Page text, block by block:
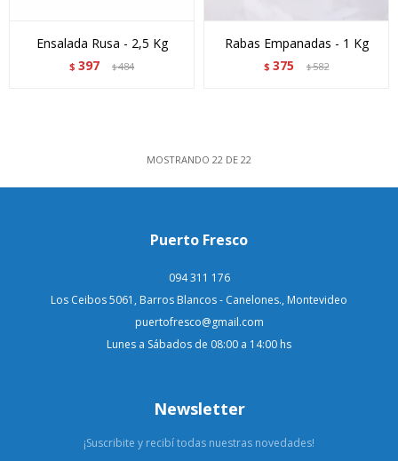
Ensalada Rusa - 2,5 Kg
$ 397 $484
Rabas Empanadas - 1 Kg
$ 375 $582
MOSTRANDO 22 DE 22
Puerto Fresco
094 311 176
Los Ceibos 5061, Barros Blancos - Canelones., Montevideo
puertofresco@gmail.com
Lunes a Sábados de 08:00 a 14:00 hs
Newsletter
¡Suscribite y recibí todas nuestras novedades!